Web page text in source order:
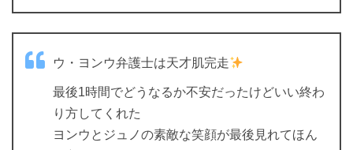
ウ・ヨンウ弁護士は天才肌完走
最後1時間でどうなるか不安だったけどいい終わ
り方してくれた
ヨンウとジュノの素敵な笑顔が最後見れてほん